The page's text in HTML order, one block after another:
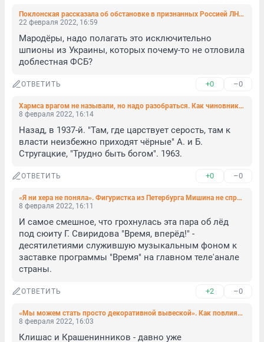
Поклонская рассказала об обстановке в признанных Россией ЛНР и ДНР
22 февраля 2022, 16:59
Мародёры, надо полагать это исключительно
шпионы из Украины, которых почему-то не отловила
доблестная ФСБ?
ОТВЕТИТЬ +0 –0
Хармса врагом не называли, но надо разобраться. Как чиновники и депутаты выходят из тени 37-го
8 февраля 2022, 16:14
Назад, в 1937-й. "Там, где царствует серость, там к
власти неизбежно приходят чёрные" А. и Б.
Стругацкие, "Трудно быть богом". 1963.
ОТВЕТИТЬ +0 –0
«Я ни хера не поняла». Фигуристка из Петербурга Мишина не справилась с вопросом английских журналистов
8 февраля 2022, 16:11
И самое смешное, что грохнулась эта пара об лёд
под сюиту Г. Свиридова "Время, вперёд!" -
десятилетиями служившую музыкальным фоном к
заставке программы "Время" на главном теле'анале
страны.
ОТВЕТИТЬ +2 –0
«Мы можем стать просто декоративной вывеской». Как повлияет муниципальная реформа на Петербург
8 февраля 2022, 16:03
Клишас и Крашенинников - давно уже